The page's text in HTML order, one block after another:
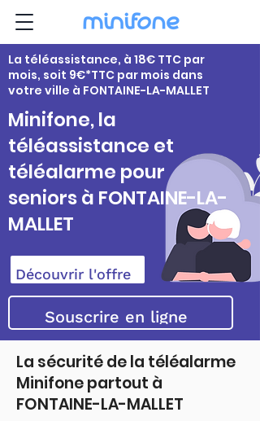
La téléassistance, à 18€ TTC par
mois, soit 9€*TTC par mois dans
votre ville à FONTAINE-LA-MALLET
Minifone, la
téléassistance et
téléalarme pour
seniors à FONTAINE-LA-
MALLET
Découvrir l'offre
Souscrire en ligne
La sécurité de la téléalarme
Minifone partout à
FONTAINE-LA-MALLET